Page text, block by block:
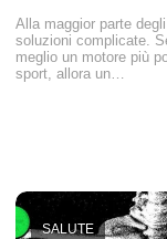
Alla maggior parte
soluzioni complicate.
meglio un motore più
sport, allora un…
SALUTE